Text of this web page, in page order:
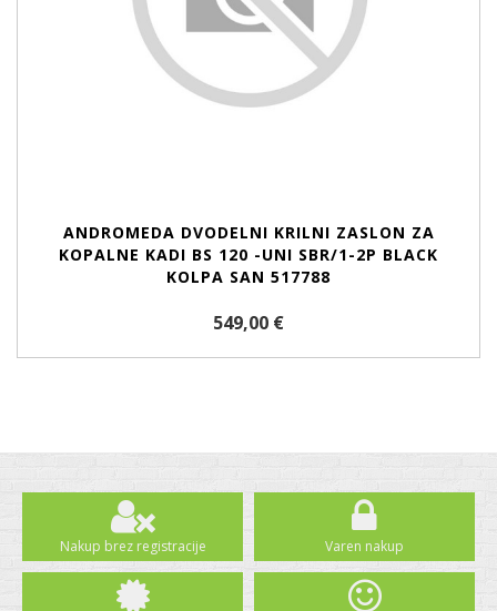
ANDROMEDA DVODELNI KRILNI ZASLON ZA
KOPALNE KADI BS 120 -UNI SBR/1-2P BLACK
KOLPA SAN 517788
549,00 €
Nakup brez registracije Varen nakup